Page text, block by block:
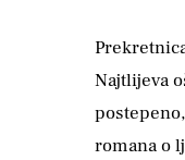
Najtlijeva
romana o